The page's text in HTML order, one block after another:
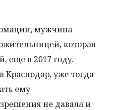
мужчина
которая
еще в 2017 году.
Краснодар, уже тогда
ему
не давала и